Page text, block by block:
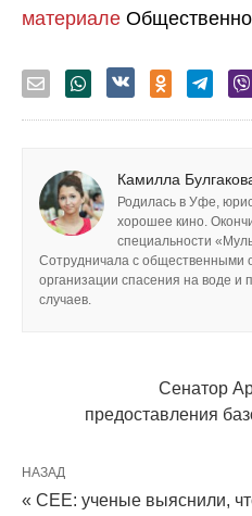
материале
Камилла
Родилась в Уфе,
хорошее кино.
специальности
Сотрудничала с общественными
организации спасения на воде и
случаев.
Сенатор
предоставления
НАЗАД
« CEE: ученые выяснили,